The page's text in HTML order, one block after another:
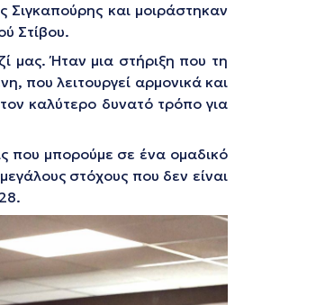
Σιγκαπούρης και μοιράστηκαν
Στίβου.
μας. Ήταν μια στήριξη που τη
που λειτουργεί αρμονικά και
καλύτερο δυνατό τρόπο για
που μπορούμε σε ένα ομαδικό
στόχους που δεν είναι